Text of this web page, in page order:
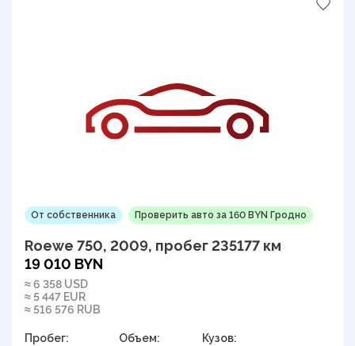
От собственника Проверить авто за 160 BYN Гродно
Roewe 750, 2009, пробег 235177 км
19 010 BYN
≈ 6 358 USD
≈ 5 447 EUR
≈ 516 576 RUB
Пробег:
Объем:
Кузов: